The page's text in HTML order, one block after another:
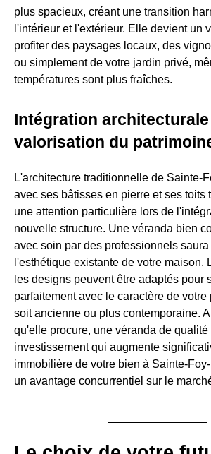
plus spacieux, créant une transition
l'intérieur et l'extérieur. Elle devient un
profiter des paysages locaux, des
ou simplement de votre jardin privé,
températures sont plus fraîches.
Intégration
valorisation du
L'architecture traditionnelle de Sainte-
avec ses bâtisses en pierre et ses toits
une attention particulière lors de
nouvelle structure. Une véranda bien
avec soin par des professionnels
l'esthétique existante de votre maison.
les designs peuvent être adaptés pour
parfaitement avec le caractère de
soit ancienne ou plus contemporaine.
qu'elle procure, une véranda de qualité
investissement qui augmente
immobilière de votre bien à Sainte-
un avantage concurrentiel sur le